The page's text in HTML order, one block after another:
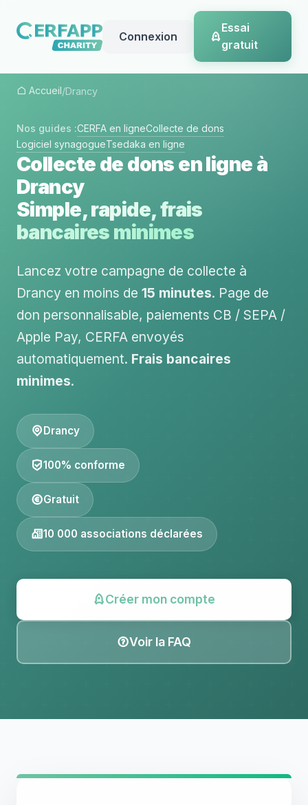
Connexion
Essai
gratuit
Accueil/Drancy
Nos guides :CERFA en ligneCollecte de dons
Logiciel synagogueTsedaka en ligne
Collecte de dons en ligne à
Drancy
Simple, rapide, frais
bancaires minimes
Lancez votre campagne de collecte à
Drancy en moins de 15 minutes. Page de
don personnalisable, paiements CB / SEPA /
Apple Pay, CERFA envoyés
automatiquement. Frais bancaires
minimes.
Drancy
100% conforme
Gratuit
10 000 associations déclarées
Créer mon compte
Voir la FAQ